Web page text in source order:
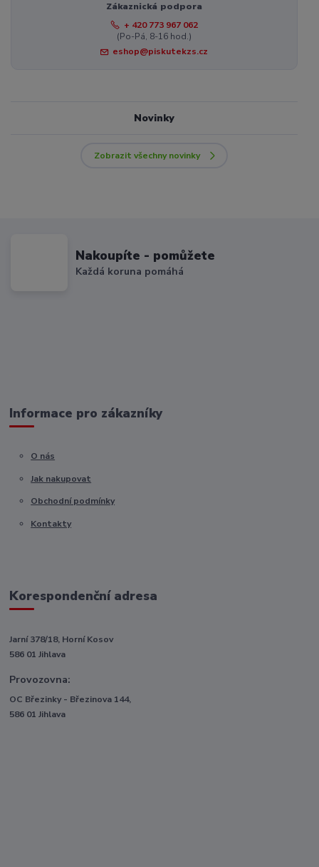
Zákaznická podpora
+ 420 773 967 062
(Po-Pá, 8-16 hod.)
eshop@piskutekzs.cz
Novinky
Zobrazit všechny novinky
Nakoupíte - pomůžete
Každá koruna pomáhá
Informace pro zákazníky
O nás
Jak nakupovat
Obchodní podmínky
Kontakty
Korespondenční adresa
Jarní 378/18, Horní Kosov
586 01 Jihlava
Provozovna:
OC Březinky - Březinova 144,
586 01 Jihlava